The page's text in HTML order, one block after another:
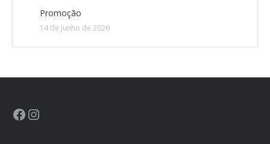
Promoção
14 de junho de 2026